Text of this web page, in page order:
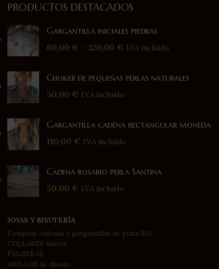
PRODUCTOS DESTACADOS
Gargantilla iniciales piedras
60,00 € – 120,00 € I.V.A incluido
Choker de pequeñas perlas naturales
50,00 € I.V.A incluido
Gargantilla cadena rectangular moneda
110,00 € I.V.A incluido
Cadena rosario perla Santina
50,00 € I.V.A incluido
JOYAS Y BISUTERÍA
Comprar cadenas y gargantillas de plata 925
COLLARES únicos
PULSERAS
ANILLOS de diseño